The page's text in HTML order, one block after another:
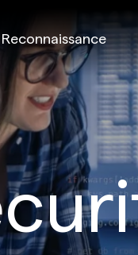
Reconnaissance